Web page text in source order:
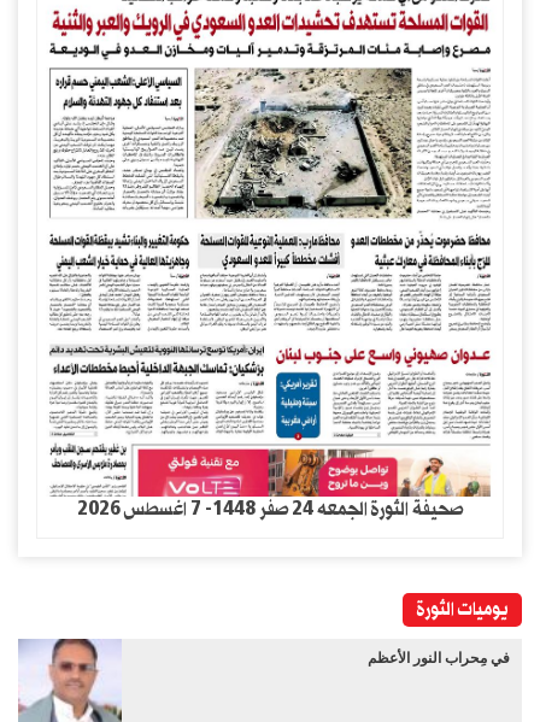
صحيفة الثورة الجمعه 24 صفر 1448- 7 اغسطس 2026
يوميات الثورة
في مِحراب النور الأعظم